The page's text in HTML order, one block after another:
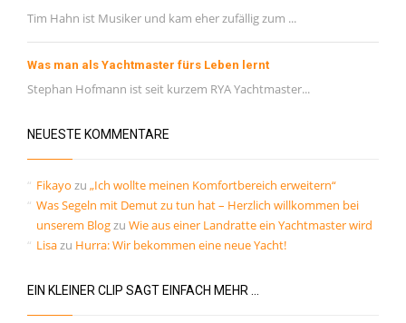
Tim Hahn ist Musiker und kam eher zufällig zum ...
Was man als Yachtmaster fürs Leben lernt
Stephan Hofmann ist seit kurzem RYA Yachtmaster...
NEUESTE KOMMENTARE
Fikayo zu „Ich wollte meinen Komfortbereich erweitern“
Was Segeln mit Demut zu tun hat – Herzlich willkommen bei
unserem Blogzu Wie aus einer Landratte ein Yachtmaster wird
Lisazu Hurra: Wir bekommen eine neue Yacht!
EIN KLEINER CLIP SAGT EINFACH MEHR …